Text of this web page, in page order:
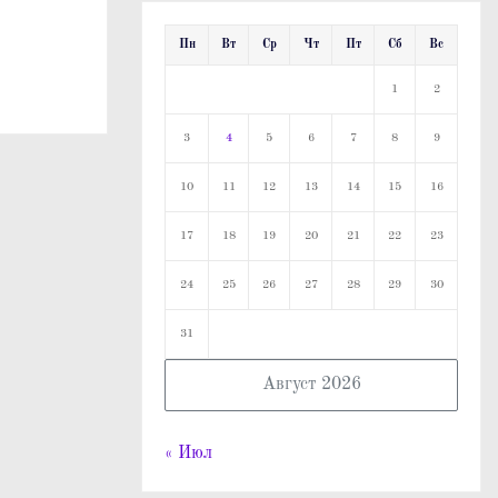
Август 2026
Пн Вт Ср Чт Пт Сб Вс
1 2
3 4 5 6 7 8 9
10 11 12 13 14 15 16
17 18 19 20 21 22 23
24 25 26 27 28 29 30
31
« Июл